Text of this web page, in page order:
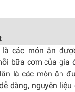
các món ăn
bữa cơm của gia
là các món ăn
dàng, nguyên liệu